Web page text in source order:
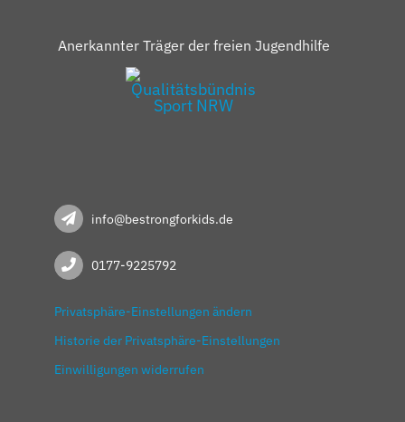
Anerkannter Träger der freien Jugendhilfe
info@bestrongforkids.de
0177-9225792
Privatsphäre-Einstellungen ändern
Historie der Privatsphäre-Einstellungen
Einwilligungen widerrufen